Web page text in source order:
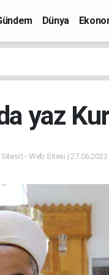
Dünya
yaz
- Web Sitesi |